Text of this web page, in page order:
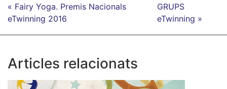
« Fairy Yoga. Premis Nacionals
eTwinning 2016
GRUPS
eTwinning »
Articles relacionats